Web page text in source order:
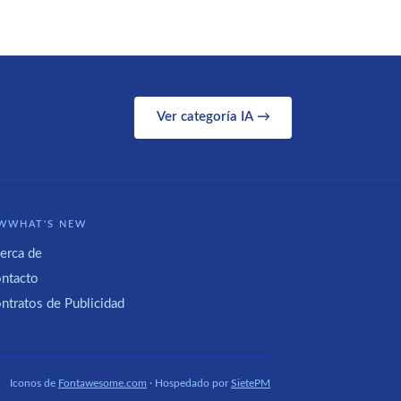
Ver categoría IA →
NEW
de
de Publicidad
Iconos de Fontawesome.com · Hospedado porSietePM